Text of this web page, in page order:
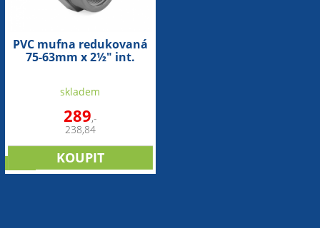
PVC mufna redukovaná
75-63mm x 2½" int.
skladem
289,-
238,84